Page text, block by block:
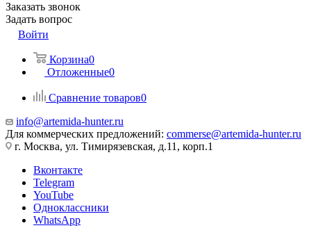
Заказать звонок
Задать вопрос
Войти
Корзина0
Отложенные0
Сравнение товаров0
info@artemida-hunter.ru
Для коммерческих предложений: commerse@artemida-hunter.ru
г. Москва, ул. Тимирязевская, д.11, корп.1
Вконтакте
Telegram
YouTube
Одноклассники
WhatsApp